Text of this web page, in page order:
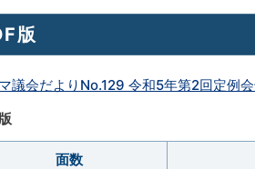
版
議会だよりNo.129 令和5年第2回定例会
面数